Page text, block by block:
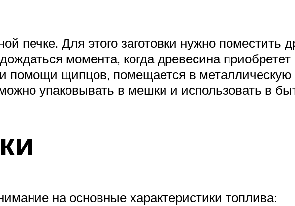
печке. Для этого заготовки нужно поместить
момента, когда древесина приобретет
помощи щипцов, помещается в металлическую
упаковывать в мешки и использовать в
на основные характеристики топлива: